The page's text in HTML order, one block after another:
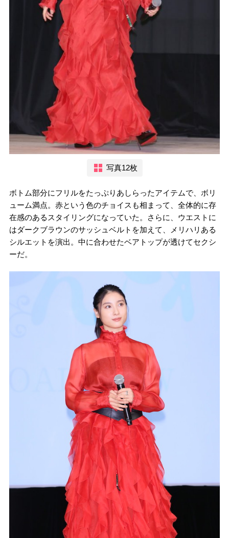
写真12枚
ボトム部分にフリルをたっぷりあしらったアイテムで、ボリ
ューム満点。赤という色のチョイスも相まって、全体的に存
在感のあるスタイリングになっていた。さらに、ウエストに
はダークブラウンのサッシュベルトを加えて、メリハリある
シルエットを演出。中に合わせたベアトップが透けてセクシ
ーだ。